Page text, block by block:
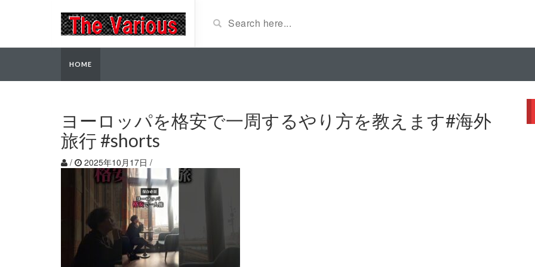
HOME
ヨーロッパを格安で一周するやり方を教えます#海外
旅行 #shorts
/ 2025年10月17日 /